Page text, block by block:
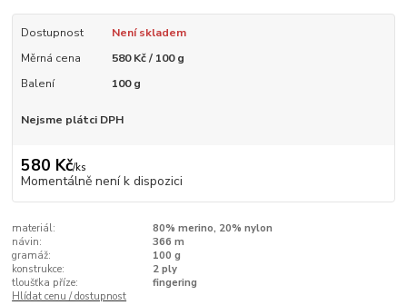
Dostupnost
Není skladem
Měrná cena
580 Kč / 100 g
Balení
100 g
Nejsme plátci DPH
580 Kč/ks
Momentálně není k dispozici
materiál:
80% merino, 20% nylon
návin:
366 m
gramáž:
100 g
konstrukce:
2 ply
tloušťka příze:
fingering
Hlídat cenu / dostupnost